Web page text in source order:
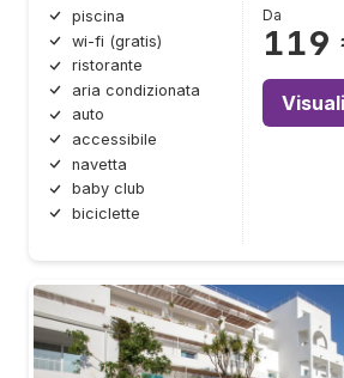
piscina
wi-fi (gratis)
ristorante
aria condizionata
auto
accessibile
navetta
baby club
biciclette
Da
119